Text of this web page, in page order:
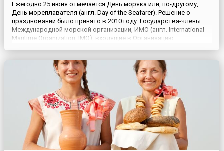
Ежегодно 25 июня отмечается День моряка или, по-другому,
День мореплавателя (англ. Day of the Seafarer). Решение о
праздновании было принято в 2010 году. Государства-члены
Международной морской организации, ИМО (англ. International
Maritime Organization, IMO), входящие в Организацию
учреждения эт...